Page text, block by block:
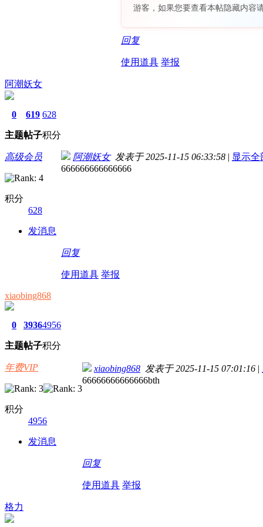
游客，如果您要查看本帖隐藏内容
回复
使用道具 举报
阿潮妖女
0
主题
619
帖子
628
积分
高级会员
积分
628
发消息
阿潮妖女发表于 2025-11-15 06:33:58 | 显示全
666666666666666
回复
使用道具 举报
xiaobing868
0
主题
3936
帖子
4956
积分
年费VIP
积分
4956
发消息
xiaobing868 发表于 2025-11-15 07:01:16 |
66666666666666bth
回复
使用道具 举报
格力